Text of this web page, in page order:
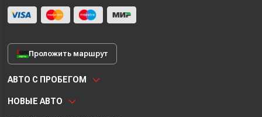
Проложить маршрут
АВТО С ПРОБЕГОМ
НОВЫЕ АВТО